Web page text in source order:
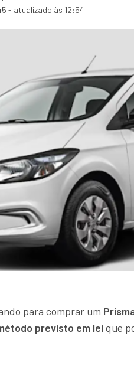
- atualizado às 12:54
para comprar um
previsto em lei que